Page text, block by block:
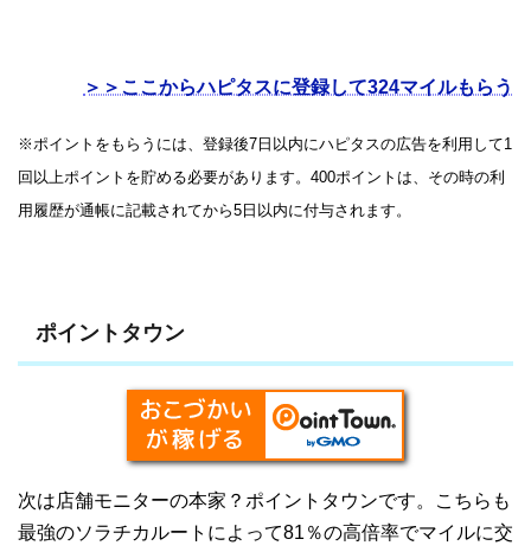
＞＞ここからハピタスに登録して324マイルもらう
※ポイントをもらうには、登録後7日以内にハピタスの広告を利用して1
回以上ポイントを貯める必要があります。400ポイントは、その時の利
用履歴が通帳に記載されてから5日以内に付与されます。
ポイントタウン
次は店舗モニターの本家？ポイントタウンです。こちらも
最強のソラチカルートによって81％の高倍率でマイルに交